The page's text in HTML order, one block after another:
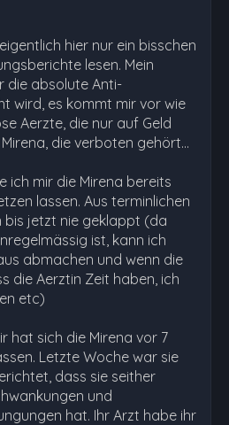
hier nur ein bisschen
lesen. Mein
die absolute Anti-
wird, es kommt mir vor wie
Aerzte, die nur auf Geld
die verboten gehört...
ich mir die Mirena bereits
lassen. Aus terminlichen
bis jetzt nie geklappt (da
ist, kann ich
abmachen und wenn die
die Aerztin Zeit haben, ich
etc)
hat sich die Mirena vor 7
Letzte Woche war sie
dass sie seither
und
hat. Ihr Arzt habe ihr